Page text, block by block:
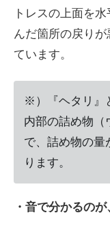
トレスの上面を
んだ箇所の戻り
ています。
※）『ヘタリ』
内部の詰め物（
で、詰め物の量
ります。
・音で分かるのが